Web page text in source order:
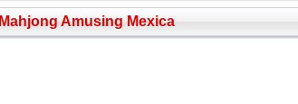
Mahjong Amusing Mexica